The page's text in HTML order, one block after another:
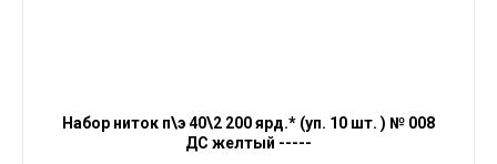
Набор ниток п\э 40\2 200 ярд.* (уп. 10 шт. ) № 008
ДС желтый -----